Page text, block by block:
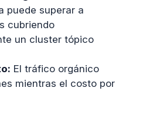
puede superar a
cubriendo
un cluster tópico
El tráfico orgánico
mientras el costo por